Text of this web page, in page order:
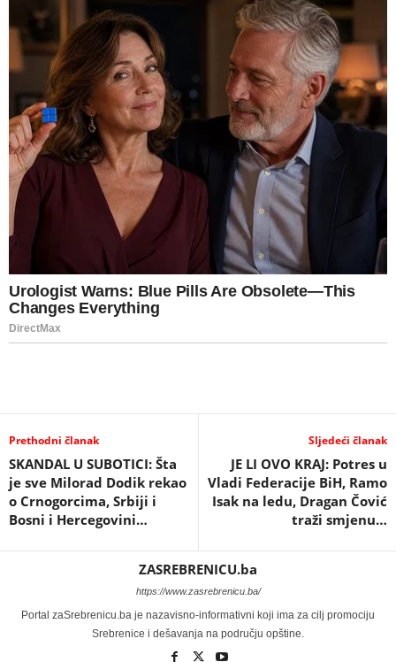
Prethodni članak
SKANDAL U SUBOTICI: Šta
je sve Milorad Dodik rekao
o Crnogorcima, Srbiji i
Bosni i Hercegovini…
Sljedeći članak
JE LI OVO KRAJ: Potres u
Vladi Federacije BiH, Ramo
Isak na ledu, Dragan Čović
traži smjenu…
ZASREBRENICU.ba
https://www.zasrebrenicu.ba/
Portal zaSrebrenicu.ba je nazavisno-informativni koji ima za cilj promociju
Srebrenice i dešavanja na području opštine.